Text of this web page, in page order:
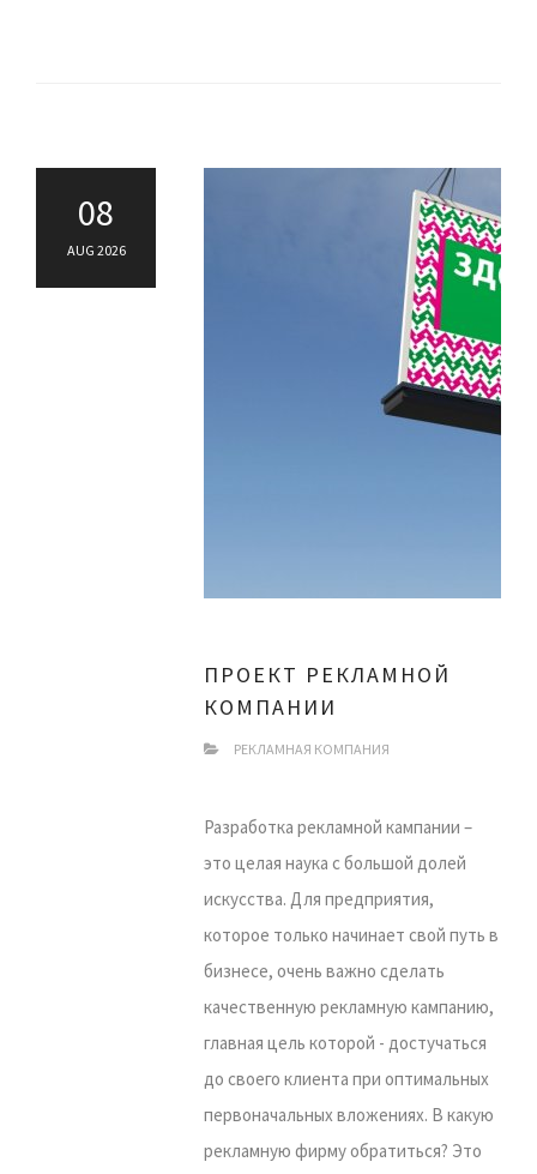
08
AUG 2026
ПРОЕКТ РЕКЛАМНОЙ
КОМПАНИИ
РЕКЛАМНАЯ КОМПАНИЯ
Разработка рекламной кампании –
это целая наука с большой долей
искусства. Для предприятия,
которое только начинает свой путь в
бизнесе, очень важно сделать
качественную рекламную кампанию,
главная цель которой - достучаться
до своего клиента при оптимальных
первоначальных вложениях. В какую
рекламную фирму обратиться? Это